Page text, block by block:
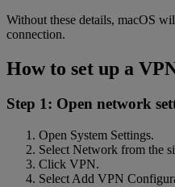
Without these details, macOS
connection.
How to set up a
Step 1: Open network
Open System Settings.
Select Network from the
Click VPN.
Select Add VPN